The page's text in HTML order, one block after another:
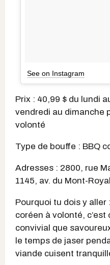
See on Instagram
Prix : 40,99 $ du lundi
vendredi au dimanche
volonté
Type de bouffe : BBQ
Adresses : 2800, rue
1145, av. du Mont-
Pourquoi tu dois y
coréen à volonté,
convivial que
le temps de jaser
viande cuisent